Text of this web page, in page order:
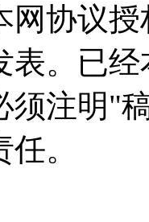
网协议
表。已
须注明"
。